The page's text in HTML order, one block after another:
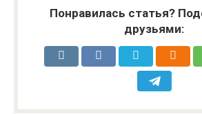
Понравилась статья?
друзьями: